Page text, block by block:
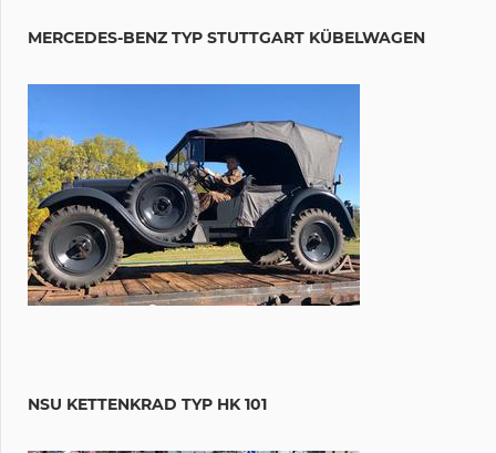
MERCEDES-BENZ TYP STUTTGART KÜBELWAGEN
NSU KETTENKRAD TYP HK 101